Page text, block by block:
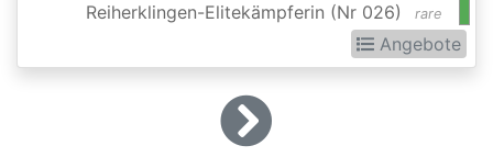
Dominaria
rare
Reiherklingen-Elitekämpferin (Nr 026)
Angebote